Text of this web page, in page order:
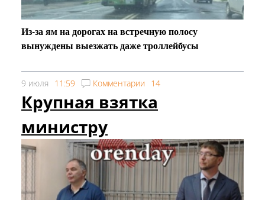
Из-за ям на дорогах на встречную полосу
вынуждены выезжать даже троллейбусы
9 июля 11:59 Комментарии 14
Крупная взятка
министру